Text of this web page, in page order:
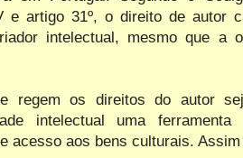
artigo 31º, o direito de autor
intelectual, mesmo que a
regem os direitos do autor
intelectual uma
acesso aos bens culturais.